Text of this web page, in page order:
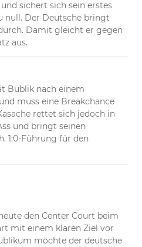
sichert sich sein erstes
null. Der Deutsche bringt
Damit gleicht er gegen
aus.
Bublik nach einem
muss eine Breakchance
rettet sich jedoch in
und bringt seinen
1:0-Führung für den
den Center Court beim
mit einem klaren Ziel vor
möchte der deutsche